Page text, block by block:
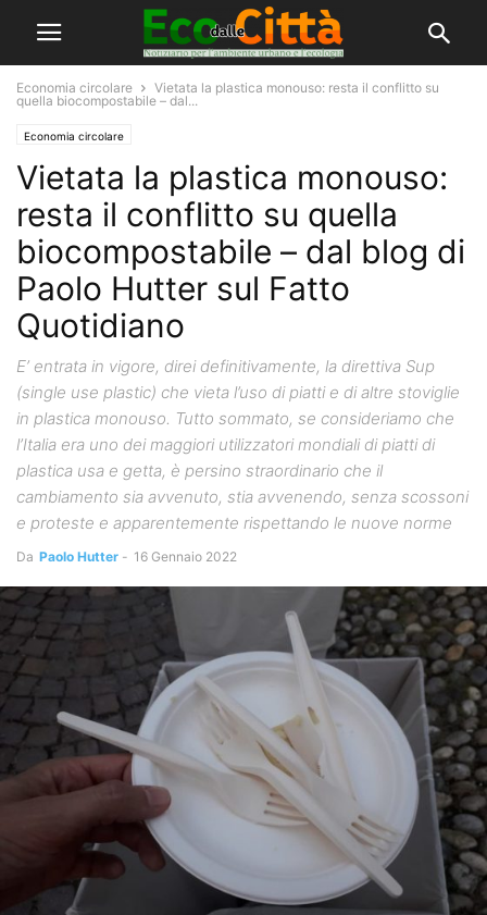
Economia circolare
Vietata la plastica monouso: resta il conflitto su
quella biocompostabile – dal...
Economia circolare
Vietata la plastica monouso:
resta il conflitto su quella
biocompostabile – dal blog di
Paolo Hutter sul Fatto
Quotidiano
E’ entrata in vigore, direi definitivamente, la direttiva Sup
(single use plastic) che vieta l’uso di piatti e di altre stoviglie
in plastica monouso. Tutto sommato, se consideriamo che
l’Italia era uno dei maggiori utilizzatori mondiali di piatti di
plastica usa e getta, è persino straordinario che il
cambiamento sia avvenuto, stia avvenendo, senza scossoni
e proteste e apparentemente rispettando le nuove norme
Da Paolo Hutter - 16 Gennaio 2022